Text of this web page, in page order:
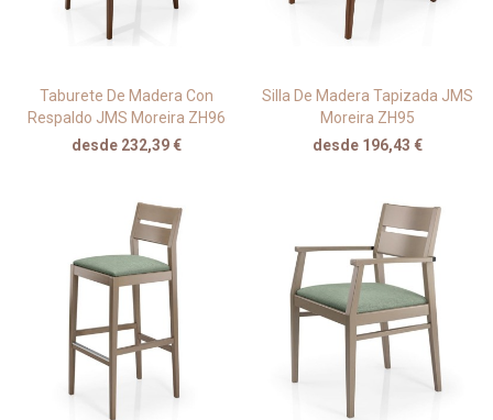
Taburete De Madera Con
Respaldo JMS Moreira ZH96
desde 232,39 €
Silla De Madera Tapizada JMS
Moreira ZH95
desde 196,43 €